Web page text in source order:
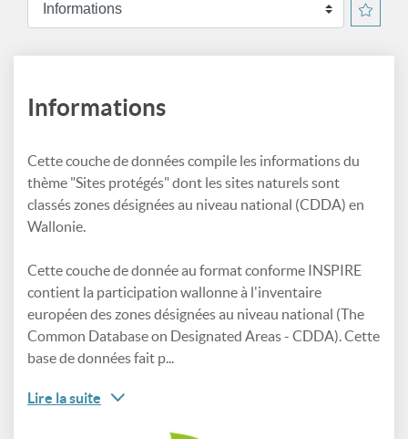
Informations
Cette couche de données compile les informations du
thème "Sites protégés" dont les sites naturels sont
classés zones désignées au niveau national (CDDA) en
Wallonie.
Cette couche de donnée au format conforme INSPIRE
contient la participation wallonne à l'inventaire
européen des zones désignées au niveau national (The
Common Database on Designated Areas - CDDA). Cette
base de données fait p...
Lire la suite